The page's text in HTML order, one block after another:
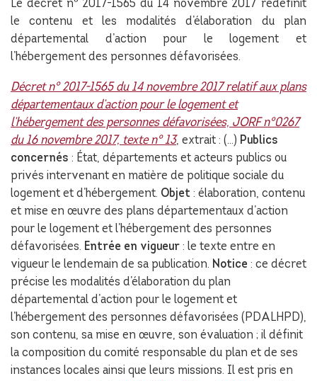
Le décret n° 2017-1565 du 14 novembre 2017 redéfinit
le contenu et les modalités d’élaboration du plan
départemental d’action pour le logement et
l’hébergement des personnes défavorisées.
Décret n° 2017-1565 du 14 novembre 2017 relatif aux plans
départementaux d’action pour le logement et
l’hébergement des personnes défavorisées, JORF n°0267
du 16 novembre 2017, texte n° 13, extrait : (…) Publics
concernés : État, départements et acteurs publics ou
privés intervenant en matière de politique sociale du
logement et d’hébergement. Objet : élaboration, contenu
et mise en œuvre des plans départementaux d’action
pour le logement et l’hébergement des personnes
défavorisées. Entrée en vigueur : le texte entre en
vigueur le lendemain de sa publication. Notice : ce décret
précise les modalités d’élaboration du plan
départemental d’action pour le logement et
l’hébergement des personnes défavorisées (PDALHPD),
son contenu, sa mise en œuvre, son évaluation ; il définit
la composition du comité responsable du plan et de ses
instances locales ainsi que leurs missions. Il est pris en